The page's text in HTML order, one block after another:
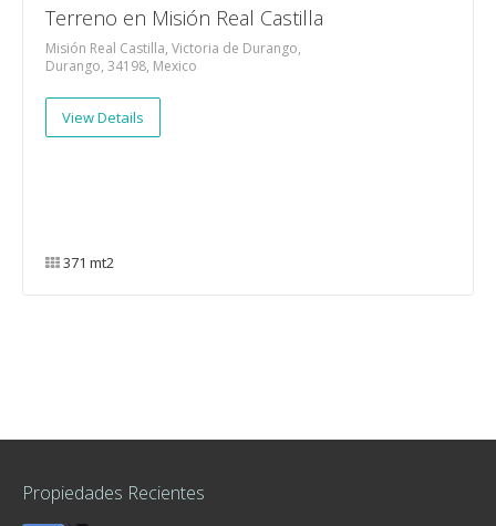
Terreno en Misión Real Castilla
Misión Real Castilla, Victoria de Durango,
Durango, 34198, Mexico
View Details
371 mt2
Propiedades Recientes